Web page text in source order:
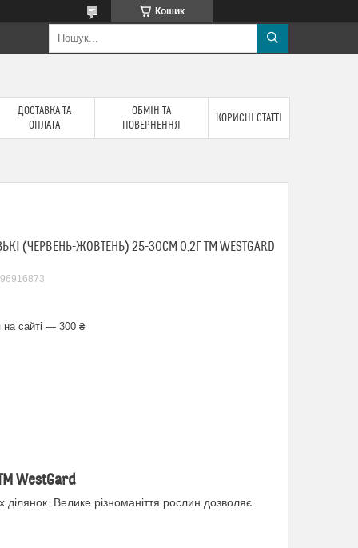
Кошик
ДОСТАВКА ТА
ОПЛАТА
ОБМІН ТА
ПОВЕРНЕННЯ
КОРИСНІ СТАТТІ
(ЧЕРВЕНЬ-ЖОВТЕНЬ) 25-30СМ 0,2Г ТМ WESTGARD
на сайті — 300 ₴
WestGard
Велике різноманіття рослин дозволяє